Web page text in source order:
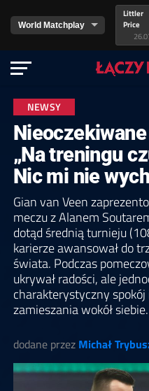
Littler
Price
NEWSY
„Na treningu
Nic mi nie
Gian van Veen
meczu z Alanem
dotąd średnią turnieju
karierze awansował do
świata. Podczas
ukrywał radości, ale
charakterystyczny
zamieszania wokół siebie.
dodane przez Michał